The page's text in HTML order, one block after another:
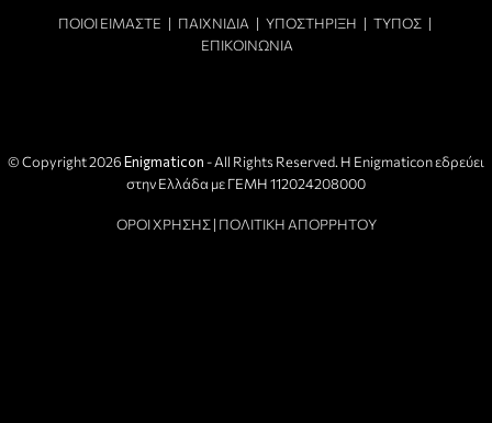
ΠΟΙΟΙ ΕΙΜΑΣΤΕ | ΠΑΙΧΝΙΔΙΑ | ΥΠΟΣΤΗΡΙΞΗ | ΤΥΠΟΣ |
ΕΠΙΚΟΙΝΩΝΙΑ
© Copyright 2026Enigmaticon- All Rights Reserved. Η Enigmaticon εδρεύει
στην Ελλάδα με ΓΕΜΗ 112024208000
ΟΡΟΙ ΧΡΗΣΗΣ| ΠΟΛΙΤΙΚΗ ΑΠΟΡΡΗΤΟΥ